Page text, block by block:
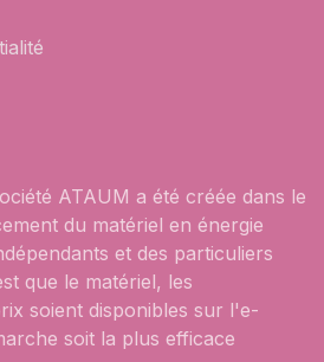
ATAUM a été créée dans le
du matériel en énergie
et des particuliers
que le matériel, les
soient disponibles sur l'e-
soit la plus efficace